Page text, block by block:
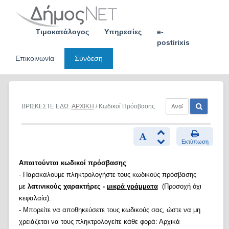
Τιμοκατάλογος Υπηρεσίες
e-
postirixis
Επικοινωνία
Σύνδεση
ΒΡΙΣΚΕΣΤΕ ΕΔΩ: ΑΡΧΙΚΗ / Κωδικοί Πρόσβασης
Εκτύπωση
Απαιτούνται κωδικοί πρόσβασης
- Παρακαλούμε πληκτρολογήστε τους κωδικούς πρόσβασης
με λατινικούς χαρακτήρες - μικρά γράμματα(Προσοχή όχι
κεφαλαία).
- Μπορείτε να αποθηκεύσετε τους κωδικούς σας, ώστε να μη
χρειάζεται να τους πληκτρολογείτε κάθε φορά: Αρχικά